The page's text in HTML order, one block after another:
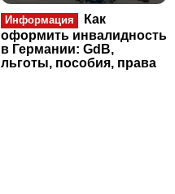
Информация
Как
оформить инвалидность
в Германии: GdB,
льготы, пособия, права